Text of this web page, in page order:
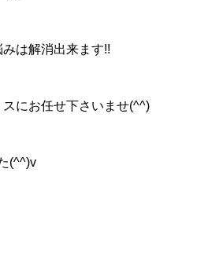
は解消出来ます!!
にお任せ下さいませ(^^)
(^^)v